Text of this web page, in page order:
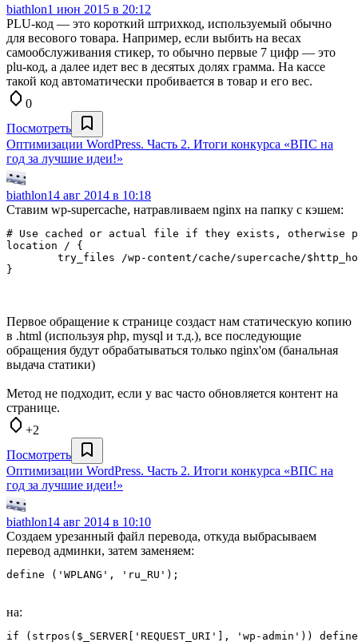
biathlon1 июн 2015 в 20:12
PLU-код — это короткий штрихкод, используемый обычно
для весового товара. Например, если выбить на весах
самообслуживания стикер, то обычно первые 7 цифр — это
plu-код, а далее идет вес в десятых долях грамма. На кассе
такой код автоматически пробивается в товар и его вес.
0
Посмотреть
Оптимизации WordPress. Часть 2. Итоги конкурсa «ВПС на
год за лучшие идеи!»
biathlon14 авг 2014 в 10:18
Ставим wp-supercache, натравливаем nginx на папку с кэшем:
# Use cached or actual file if they exists, otherwise
location / {
try_files /wp-content/cache/supercache/
Первое обращение к странице создаст нам статическую копию
в .html (используя php, mysql и т.д.), все последующие
обращения будут обрабатываться только nginx'ом (банальная
выдача статики)
Метод не подходит, если у вас часто обновляется контент на
странице.
+2
Посмотреть
Оптимизации WordPress. Часть 2. Итоги конкурсa «ВПС на
год за лучшие идеи!»
biathlon14 авг 2014 в 10:10
Создаем урезанный файл перевода, откуда выбрасываем
перевод админки, затем заменяем:
define ('WPLANG', 'ru_RU');
на:
if (strpos($_SERVER['REQUEST_URI'], 'wp-admin'))